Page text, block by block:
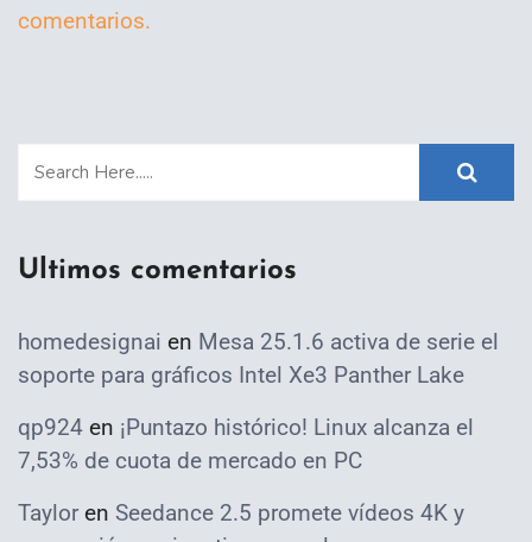
comentarios.
Ultimos comentarios
homedesignai en Mesa 25.1.6 activa de serie el
soporte para gráficos Intel Xe3 Panther Lake
qp924 en ¡Puntazo histórico! Linux alcanza el
7,53% de cuota de mercado en PC
Taylor en Seedance 2.5 promete vídeos 4K y